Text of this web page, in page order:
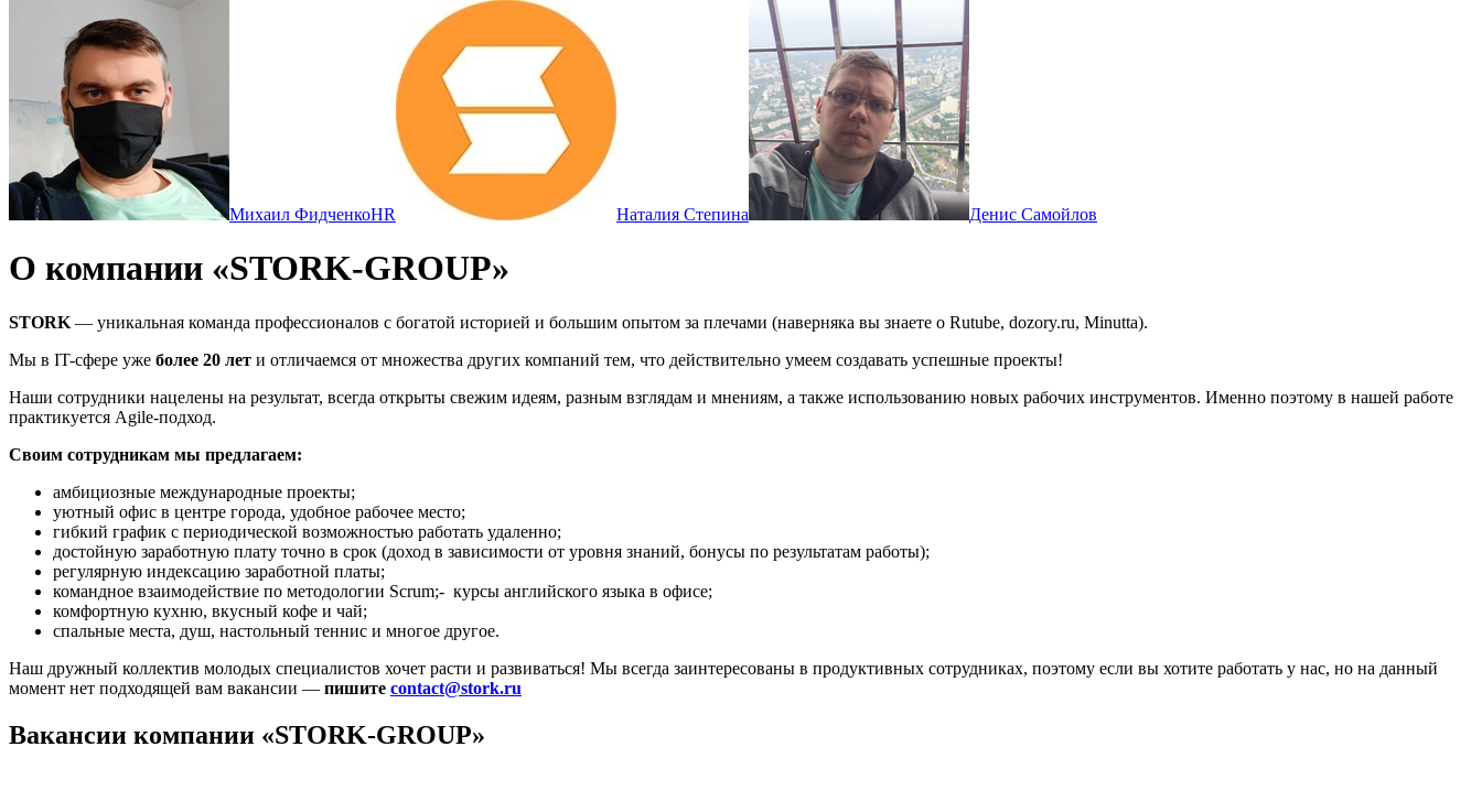
Михаил ФидченкоHR Наталия Степина Денис Самойлов
О компании «STORK-GROUP»
STORK — уникальная команда профессионалов с богатой историей и большим опытом за плечами (наверняка вы знаете о Rutube, dozory.ru, Minutta).
Мы в IT-сфере уже более 20 лет и отличаемся от множества других компаний тем, что действительно умеем создавать успешные проекты!
Наши сотрудники нацелены на результат, всегда открыты свежим идеям, разным взглядам и мнениям, а также использованию новых рабочих инструментов. Именно поэтому в нашей работе
практикуется Agile-подход.
Своим сотрудникам мы предлагаем:
амбициозные международные проекты;
уютный офис в центре города, удобное рабочее место;
гибкий график с периодической возможностью работать удаленно;
достойную заработную плату точно в срок (доход в зависимости от уровня знаний, бонусы по результатам работы);
регулярную индексацию заработной платы;
командное взаимодействие по методологии Scrum;- курсы английского языка в офисе;
комфортную кухню, вкусный кофе и чай;
спальные места, душ, настольный теннис и многое другое.
Наш дружный коллектив молодых специалистов хочет расти и развиваться! Мы всегда заинтересованы в продуктивных сотрудниках, поэтому если вы хотите работать у нас, но на данный
момент нет подходящей вам вакансии — пишите contact@stork.ru
Вакансии компании «STORK-GROUP»